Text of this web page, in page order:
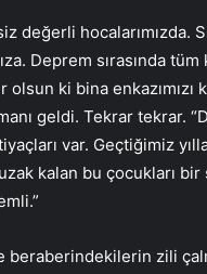
değerli
Deprem sırasında
ki bina enkazımızı
geldi. Tekrar tekrar.
var. Geçtiğimiz
kalan bu çocukları bir
beraberindekilerin zili